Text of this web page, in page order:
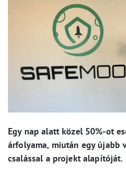
Egy nap alatt közel 50%-ot
árfolyama, miután egy újabb
csalással a projekt alapítóját.